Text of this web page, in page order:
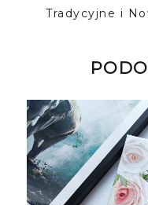
Tradycyjne i